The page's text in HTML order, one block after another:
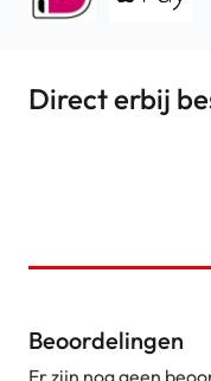
Direct erbij
Beoordelingen
Er zijn nog geen